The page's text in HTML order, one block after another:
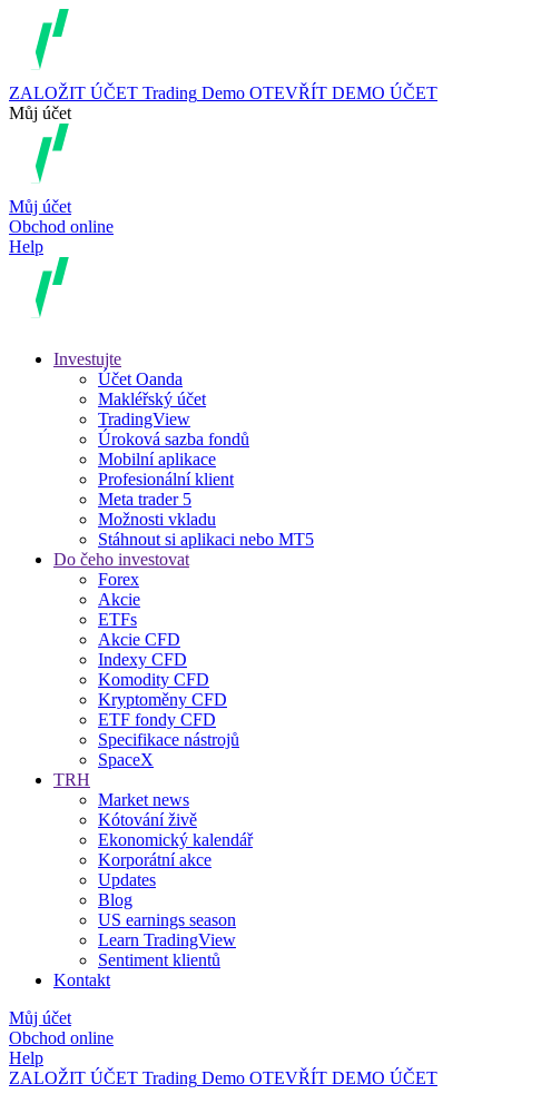
ZALOŽIT ÚČET Trading Demo OTEVŘÍT DEMO ÚČET
Můj účet
Můj účet
Obchod online
Help
Investujte
Účet Oanda
Makléřský účet
TradingView
Úroková sazba fondů
Mobilní aplikace
Profesionální klient
Meta trader 5
Možnosti vkladu
Stáhnout si aplikaci nebo MT5
Do čeho investovat
Forex
Akcie
ETFs
Akcie CFD
Indexy CFD
Komodity CFD
Kryptoměny CFD
ETF fondy CFD
Specifikace nástrojů
SpaceX
TRH
Market news
Kótování živě
Ekonomický kalendář
Korporátní akce
Updates
Blog
US earnings season
Learn TradingView
Sentiment klientů
Kontakt
Můj účet
Obchod online
Help
ZALOŽIT ÚČET Trading Demo OTEVŘÍT DEMO ÚČET